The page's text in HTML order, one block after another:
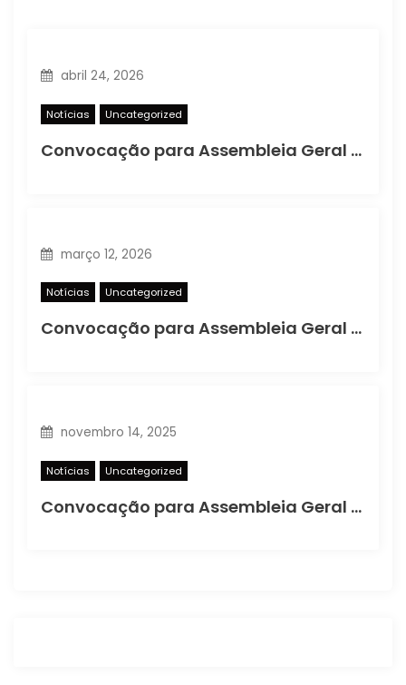
abril 24, 2026
Notícias Uncategorized
Convocação para Assembleia Geral Ordinária
março 12, 2026
Notícias Uncategorized
Convocação para Assembleia Geral Extraordinária
novembro 14, 2025
Notícias Uncategorized
Convocação para Assembleia Geral Extraordinária